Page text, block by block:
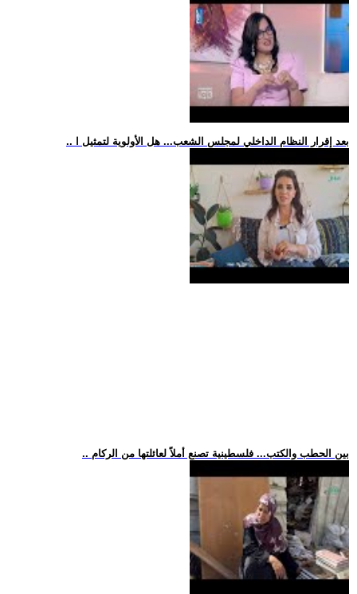
.. بعد إقرار النظام الداخلي لمجلس الشعب... هل الأولوية لتمثيل ا
.. بين الحطب والكتب... فلسطينية تصنع أملاً لعائلتها من الركام